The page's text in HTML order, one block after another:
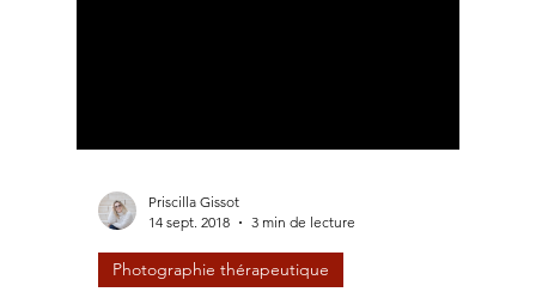
14 sept. 2018
3 min de lecture